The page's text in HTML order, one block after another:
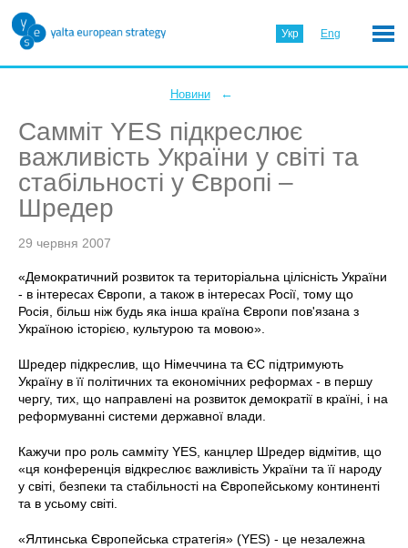
Укр Eng
Новини ←
Самміт YES підкреслює
важливість України у світі та
стабільності у Європі –
Шредер
29 червня 2007
«Демократичний розвиток та територіальна цілісність України
- в інтересах Європи, а також в інтересах Росії, тому що
Росія, більш ніж будь яка інша країна Європи пов'язана з
Україною історією, культурою та мовою».
Шредер підкреслив, що Німеччина та ЄС підтримують
Україну в її політичних та економічних реформах - в першу
чергу, тих, що направлені на розвиток демократії в країні, і на
реформуванні системи державної влади.
Кажучи про роль самміту YES, канцлер Шредер відмітив, що
«ця конференція відкреслює важливість України та її народу
у світі, безпеки та стабільності на Європейському континенті
та в усьому світі.
«Ялтинська Європейська стратегія» (YES) - це незалежна